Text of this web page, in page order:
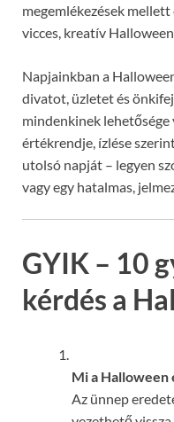
megemlékezések
vicces, kreatív
Napjainkban a
divatot, üzletet és
mindenkinek lehetősége
értékrendje, ízlése
utolsó napját – legyen
vagy egy hatalmas,
GYIK – 10
kérdés a
Mi a Halloween
Az ünnep